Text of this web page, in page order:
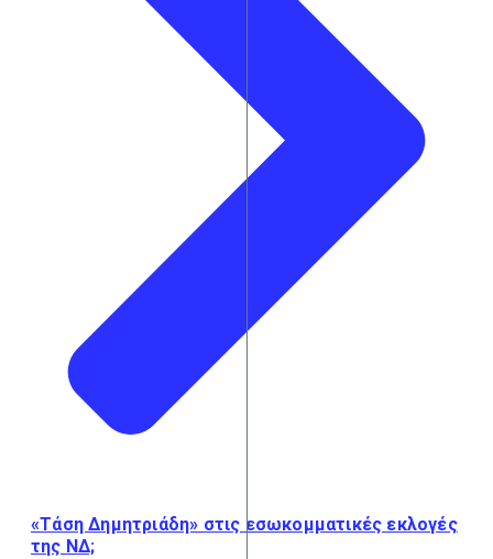
«Τάση Δημητριάδη» στις εσωκομματικές εκλογές
της ΝΔ;